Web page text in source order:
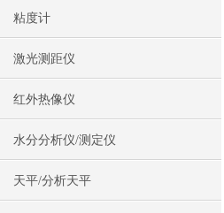
粘度计
激光测距仪
红外热像仪
水分分析仪/测定仪
天平/分析天平